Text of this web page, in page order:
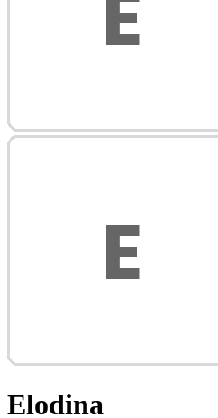
Elodina